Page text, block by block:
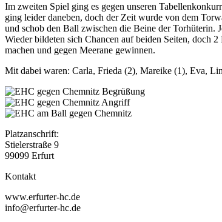
Im zweiten Spiel ging es gegen unseren
ging leider daneben, doch der Zeit wurde von dem
und schob den Ball zwischen die Beine der Torhüterin.
Wieder bildeten sich Chancen auf beiden Seiten, doch
machen und gegen Meerane gewinnen.
Mit dabei waren: Carla, Frieda (2), Mareike (1), Eva,
Platzanschrift:
Stielerstraße 9
99099 Erfurt
Kontakt
www.erfurter-hc.de
info@erfurter-hc.de